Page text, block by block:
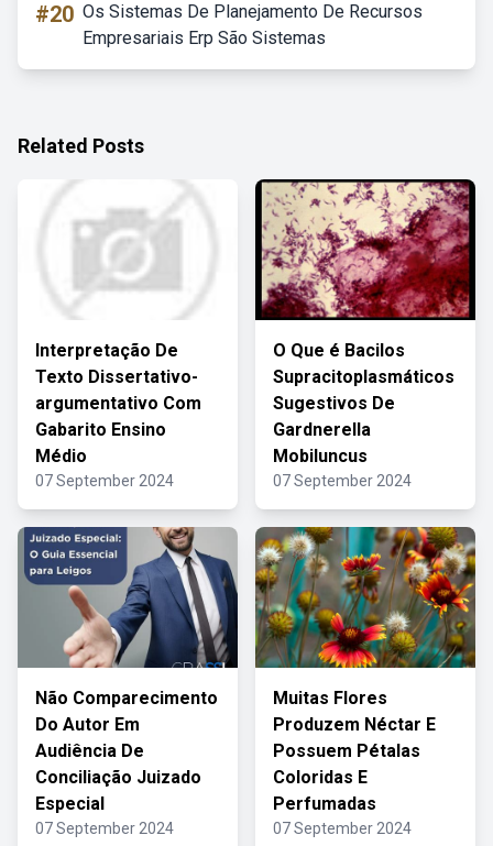
#20 Os Sistemas De Planejamento De Recursos
Empresariais Erp São Sistemas
Related Posts
Interpretação De
Texto Dissertativo-
argumentativo Com
Gabarito Ensino
Médio
07 September 2024
O Que é Bacilos
Supracitoplasmáticos
Sugestivos De
Gardnerella
Mobiluncus
07 September 2024
Não Comparecimento
Do Autor Em
Audiência De
Conciliação Juizado
Especial
07 September 2024
Muitas Flores
Produzem Néctar E
Possuem Pétalas
Coloridas E
Perfumadas
07 September 2024